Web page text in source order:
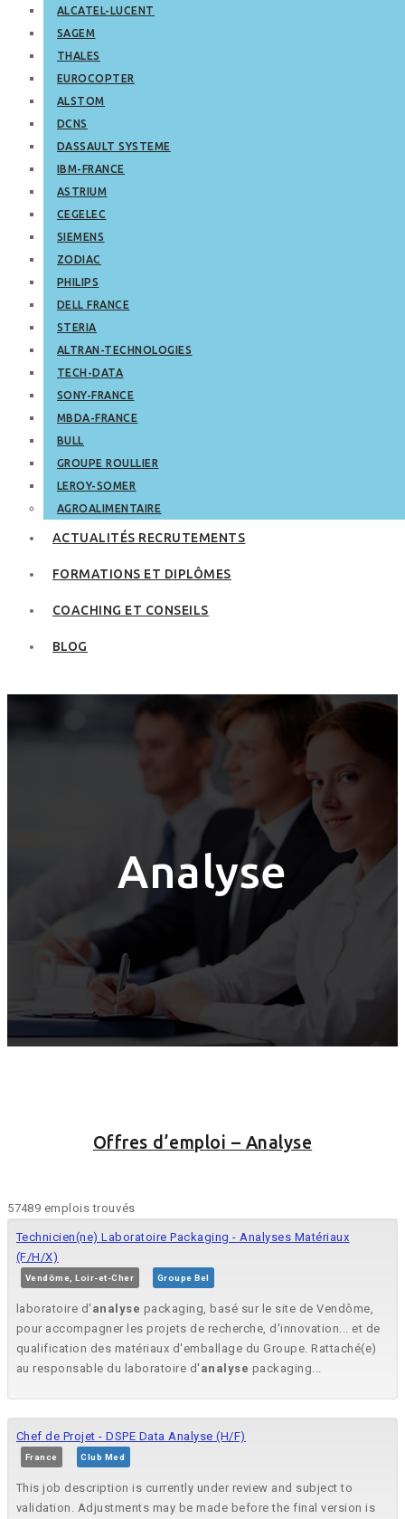
ALCATEL-LUCENT
SAGEM
THALES
EUROCOPTER
ALSTOM
DCNS
DASSAULT SYSTEME
IBM-FRANCE
ASTRIUM
CEGELEC
SIEMENS
ZODIAC
PHILIPS
DELL FRANCE
STERIA
ALTRAN-TECHNOLOGIES
TECH-DATA
SONY-FRANCE
MBDA-FRANCE
BULL
GROUPE ROULLIER
LEROY-SOMER
AGROALIMENTAIRE
ACTUALITÉS RECRUTEMENTS
FORMATIONS ET DIPLÔMES
COACHING ET CONSEILS
BLOG
Analyse
Offres d’emploi – Analyse
57489 emplois trouvés
Technicien(ne) Laboratoire Packaging - Analyses Matériaux
(F/H/X)
Vendôme, Loir-et-Cher Groupe Bel
laboratoire d' analyse packaging, basé sur le site de Vendôme,
pour accompagner les projets de recherche, d'innovation... et de
qualification des matériaux d'emballage du Groupe. Rattaché(e)
au responsable du laboratoire d' analyse packaging...
Chef de Projet - DSPE Data Analyse (H/F)
France Club Med
This job description is currently under review and subject to
validation. Adjustments may be made before the final version is